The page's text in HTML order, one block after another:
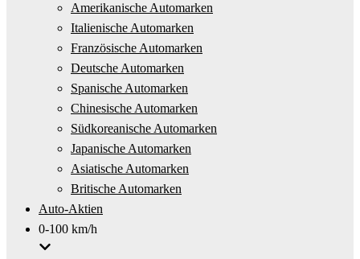
Amerikanische Automarken
Italienische Automarken
Französische Automarken
Deutsche Automarken
Spanische Automarken
Chinesische Automarken
Südkoreanische Automarken
Japanische Automarken
Asiatische Automarken
Britische Automarken
Auto-Aktien
0-100 km/h